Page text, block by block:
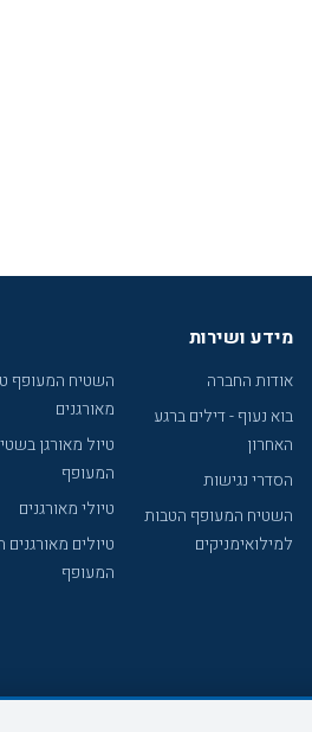
מידע ושירות
אודות החברה
בוא נעוף - דילים ברגע
האחרון
הסדרי נגישות
השטיח המעופף הטבות
למילואימניקים
השטיח המעופף
מאורגנים
טיול מאורגן
המעופף
טיולי מאורגנים
טיולים
המעופף